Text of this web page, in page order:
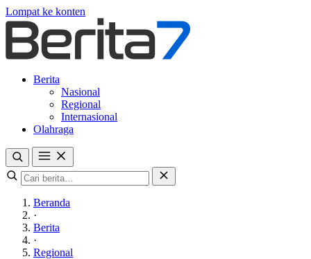
Lompat ke konten
Berita
Nasional
Regional
Internasional
Olahraga
Beranda
·
Berita
·
Regional